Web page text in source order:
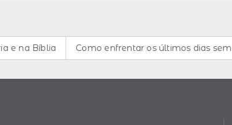
Bíblia Como enfrentar os últimos dias sem medo